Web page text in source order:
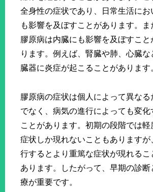
全身性の症状であり、日常生活にお
も影響を及ぼすことがあります。ま
膠原病は内臓にも影響を及ぼすこと
ります。例えば、腎臓や肺、心臓な
臓器に炎症が起こることがあります
膠原病の症状は個人によって異なる
でなく、病気の進行によっても変化
ことがあります。初期の段階では軽
症状しか現れないこともありますが
行するとより重篤な症状が現れるこ
あります。したがって、早期の診断
療が重要です。